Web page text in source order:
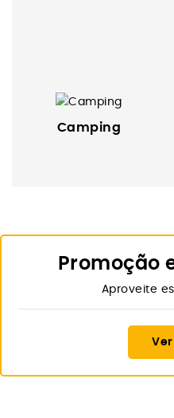
Camping
Promoção
Aproveite